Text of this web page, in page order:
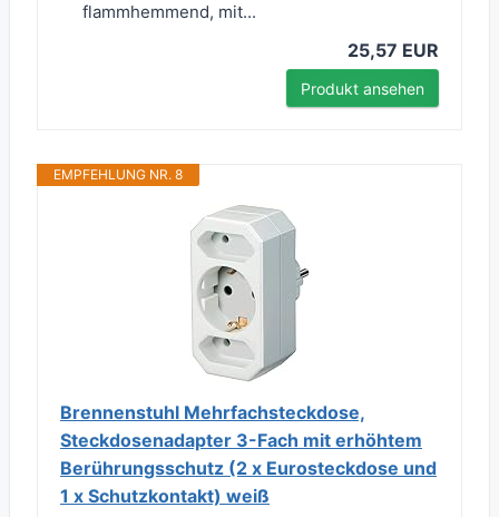
flammhemmend, mit...
25,57 EUR
Produkt ansehen
EMPFEHLUNG NR. 8
Brennenstuhl Mehrfachsteckdose,
Steckdosenadapter 3-Fach mit erhöhtem
Berührungsschutz (2 x Eurosteckdose und
1 x Schutzkontakt) weiß